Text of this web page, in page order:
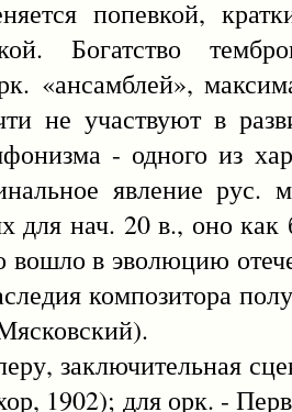
попевкой,
Богатство
«ансамблей»,
не участвуют в
- одного из
явление рус.
для нач. 20 в., оно
в эволюцию
композитора
заключительная
1902); для орк. -